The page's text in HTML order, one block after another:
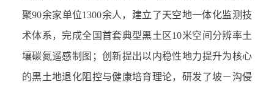
聚90余家单位1300余人，建立了天空地一体化监测技
术体系，完成全国首套典型黑土区10米空间分辨率土
壤碳氮遥感制图；创新提出以内稳性地力提升为核心
的黑土地退化阻控与健康培育理论，研发了坡－ 沟侵